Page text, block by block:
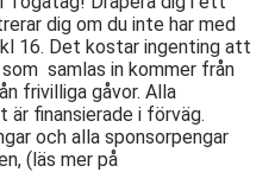
dig om du inte har med
16. Det kostar ingenting att
samlas in kommer från
frivilliga gåvor. Alla
är finansierade i förväg.
och alla sponsorpengar
(läs mer på